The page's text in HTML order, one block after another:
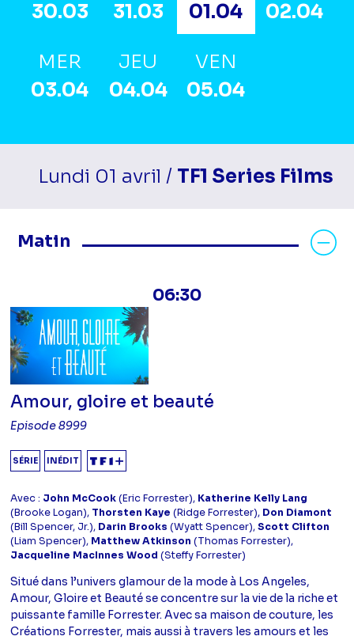
30.03
31.03
01.04
02.04
MER
03.04
JEU
04.04
VEN
05.04
Lundi 01 avril / TF1 Series Films
Matin
Masquer les programmes Matin
06:30
Amour, gloire et beauté
Episode 8999
SÉRIE INÉDIT
Avec : John McCook(Eric Forrester), Katherine Kelly Lang
(Brooke Logan), Thorsten Kaye (Ridge Forrester), Don Diamont
(Bill Spencer, Jr.), Darin Brooks (Wyatt Spencer),Scott Clifton
(Liam Spencer), Matthew Atkinson (Thomas Forrester),
Jacqueline MacInnes Wood (Steffy Forrester)
Situé dans l’univers glamour de la mode à Los Angeles,
Amour, Gloire et Beauté se concentre sur la vie de la riche et
puissante famille Forrester. Avec sa maison de couture, les
Créations Forrester, mais aussi à travers les amours et les